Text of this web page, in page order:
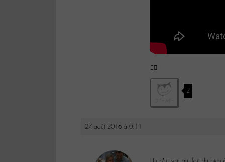
✌🏼️
2
27 août 2016 à 0:11